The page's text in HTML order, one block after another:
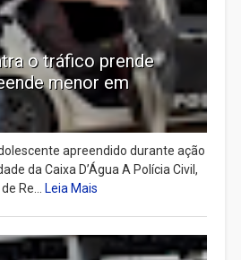
o tráfico prende
menor em
apreendido durante ação
da Caixa D’Água A Polícia Civil,
Re...
Leia Mais